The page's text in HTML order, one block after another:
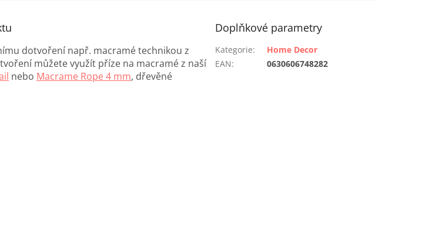
dotvoření např. macramé technikou z
můžete využít příze na macramé z naší
nebo Macrame Rope 4 mm, dřevěné
Doplňkové parametry
Kategorie:
Home Decor
EAN: 0630606748282